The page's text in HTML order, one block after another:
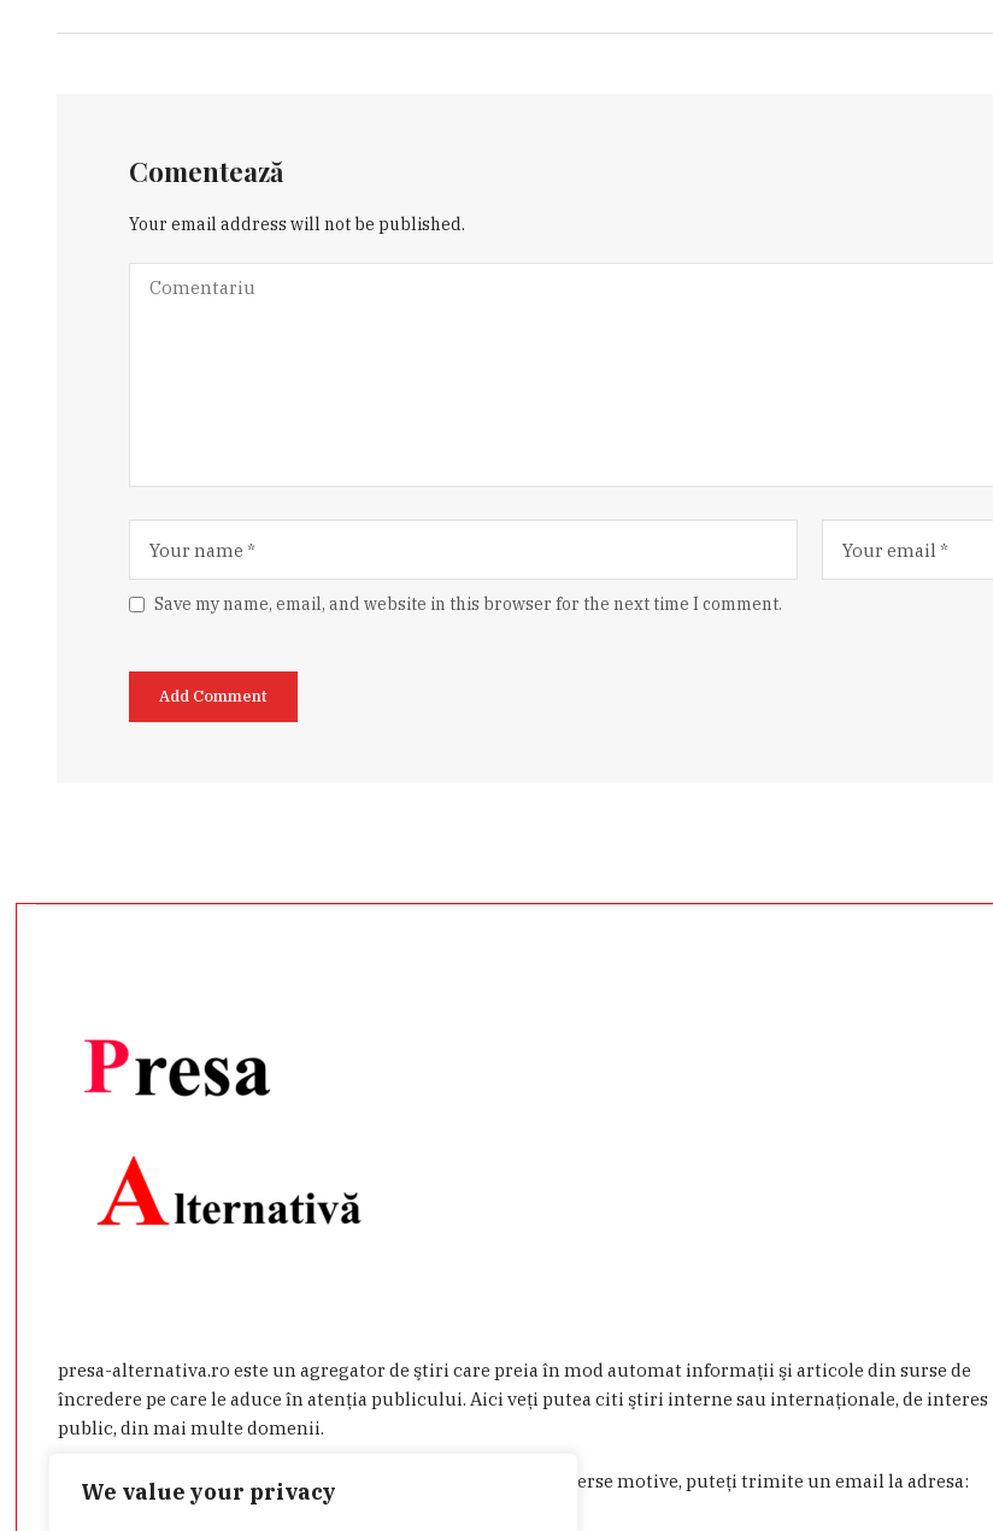
We value your privacy
Comentează
Your email address will not be published.
Save my name, email, and website in this browser for the next time I comment.
presa-alternativa.ro este un agregator de ştiri care preia în mod automat informaţii şi articole din surse de
încredere pe care le aduce în atenţia publicului. Aici veţi putea citi ştiri interne sau internaţionale, de interes
public, din mai multe domenii.
Dacă aveţi o ştire de interes sau doriţi să ne contactaţi din diverse motive, puteţi trimite un email la adresa:
admin@presa-alternativa.ro